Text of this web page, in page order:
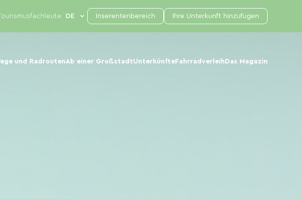
und RadroutenAb einer GroßstadtUnterkünfte Fahrradverleih Das Magazin
Inserentenbereich Ihre Unterkunft hinzufügen